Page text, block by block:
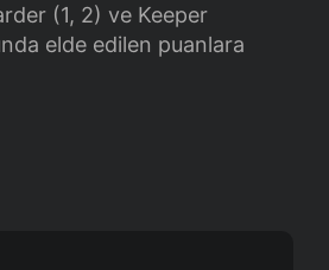
(1, 2) ve Keeper
elde edilen puanlara